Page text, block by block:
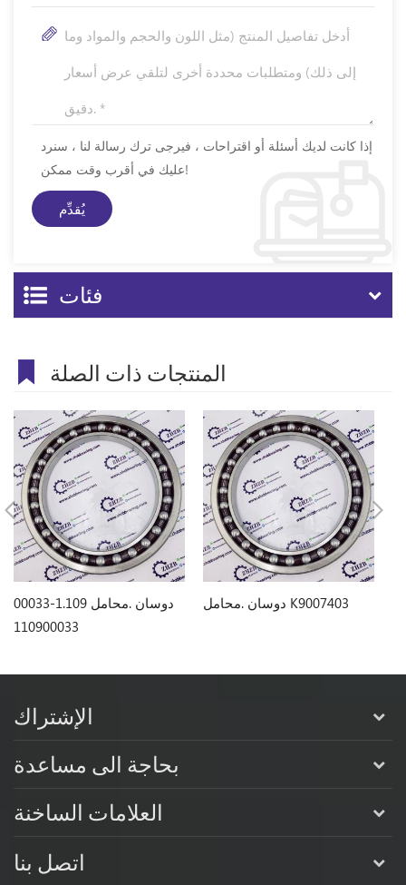
إذا كانت لديك أسئلة أو اقتراحات ، فيرجى ترك رسالة لنا ، سنرد
عليك في أقرب وقت ممكن!
فئات
المنتجات ذات الصلة
دوسان .محامل 1.109-00033
110900033
دوسان .محامل K9007403
الإشتراك
بحاجة الى مساعدة
العلامات الساخنة
اتصل بنا